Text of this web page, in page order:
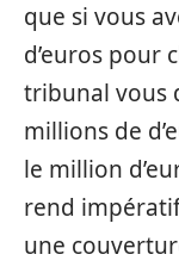
que si vous
d’euros pour
tribunal vous
millions de
le million
rend
une